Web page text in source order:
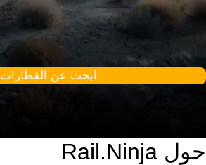
ابحث عن القطارات
حول Rail.Ninja